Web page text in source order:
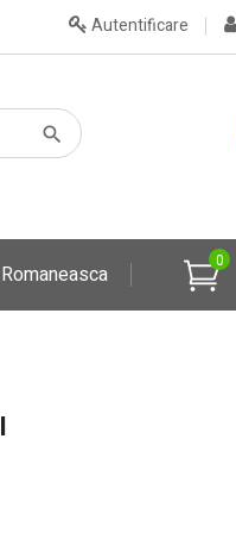
Autentificare
0